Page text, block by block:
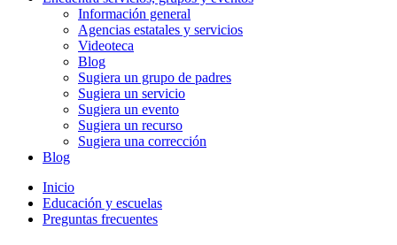
Información general
Agencias estatales y servicios
Videoteca
Blog
Sugiera un grupo de padres
Sugiera un servicio
Sugiera un evento
Sugiera un recurso
Sugiera una corrección
Blog
Inicio
Educación y escuelas
Preguntas frecuentes